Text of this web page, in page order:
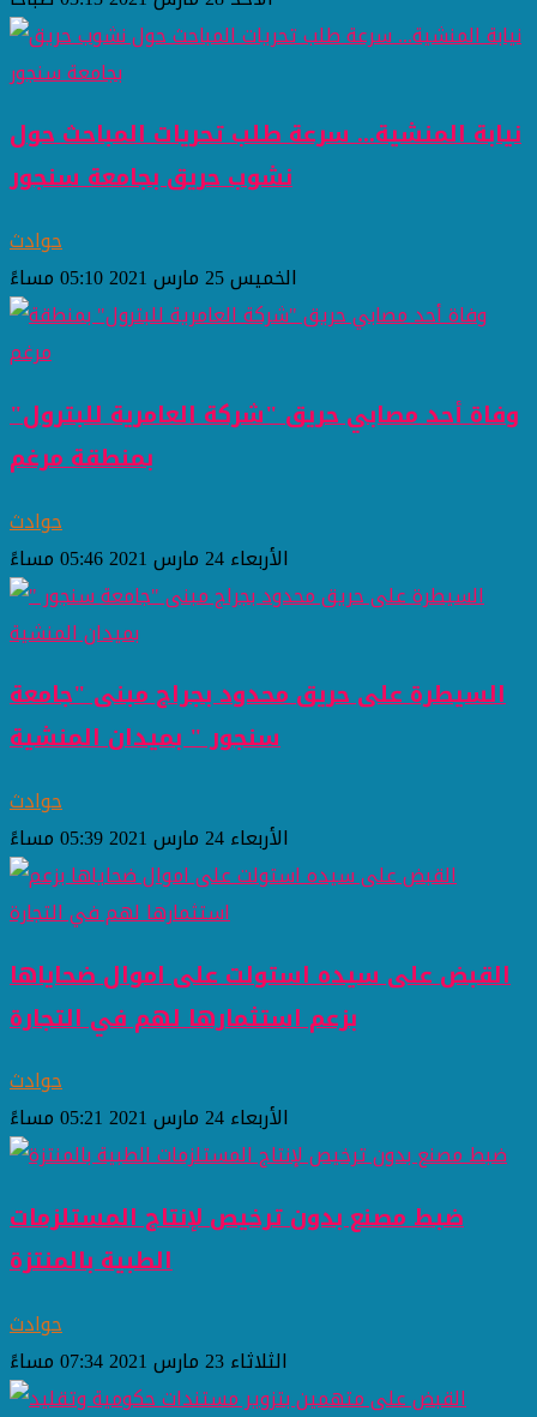
نيابة المنشية... سرعة طلب تحريات المباحث حول
نشوب حريق بجامعة سنجور
حوادث
الخميس 25 مارس 2021 05:10 مساءً
وفاة أحد مصابي حريق "شركة العامرية للبترول"
بمنطقة مرغم
حوادث
الأربعاء 24 مارس 2021 05:46 مساءً
السيطرة على حريق محدود بجراج مبنى "جامعة
سنجور " بميدان المنشية
حوادث
الأربعاء 24 مارس 2021 05:39 مساءً
القبض على سيده استولت على اموال ضحاياها
بزعم استثمارها لهم في التجارة
حوادث
الأربعاء 24 مارس 2021 05:21 مساءً
ضبط مصنع بدون ترخيص لإنتاج المستلزمات
الطبية بالمنتزة
حوادث
الثلاثاء 23 مارس 2021 07:34 مساءً